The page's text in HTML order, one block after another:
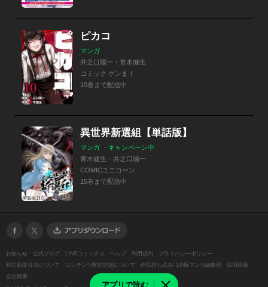
アプリで読む
ピカコ
マンガ
井之口陽一・青木健生
コミック ゲンま！
10巻まで配信中
異世界新選組【単話版】
マンガ ・キャンペーン中
青木健生・井之口陽一
COMICユニコーン
15巻まで配信中
お知らせ 公式ブログ LINEコミックス ヘルプ 利用規約
プライバシーポリシー
特定商取引法について
コンテンツ配信許諾について 作品持ち込み/ LINEマンガ編集部
採用情報
会社概要